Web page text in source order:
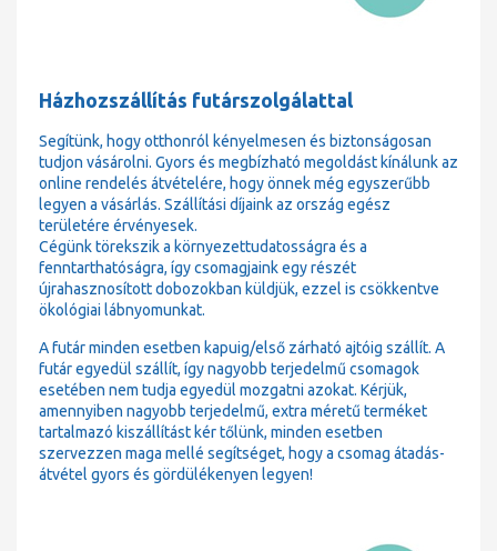
Házhozszállítás futárszolgálattal
Segítünk, hogy otthonról kényelmesen és biztonságosan
tudjon vásárolni. Gyors és megbízható megoldást kínálunk az
online rendelés átvételére, hogy önnek még egyszerűbb
legyen a vásárlás. Szállítási díjaink az ország egész
területére érvényesek.
Cégünk törekszik a környezettudatosságra és a
fenntarthatóságra, így csomagjaink egy részét
újrahasznosított dobozokban küldjük, ezzel is csökkentve
ökológiai lábnyomunkat.
A futár minden esetben kapuig/első zárható ajtóig szállít. A
futár egyedül szállít, így nagyobb terjedelmű csomagok
esetében nem tudja egyedül mozgatni azokat. Kérjük,
amennyiben nagyobb terjedelmű, extra méretű terméket
tartalmazó kiszállítást kér tőlünk, minden esetben
szervezzen maga mellé segítséget, hogy a csomag átadás-
átvétel gyors és gördülékenyen legyen!